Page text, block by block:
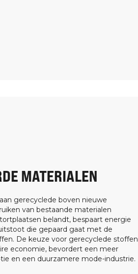
MATERIALEN
gerecyclede boven nieuwe
van bestaande materialen
belandt, bespaart energie
die gepaard gaat met de
De keuze voor gerecyclede stoffen
economie, bevordert een meer
en een duurzamere mode-industrie.